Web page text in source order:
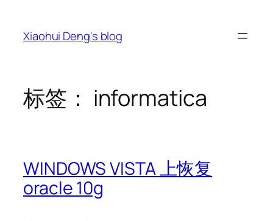
Xiaohui Deng's blog
标签： informatica
WINDOWS VISTA 上恢复
oracle 10g